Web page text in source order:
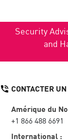
Security
and
CONTACTER
Amérique du
+1 866 488 6691
International :